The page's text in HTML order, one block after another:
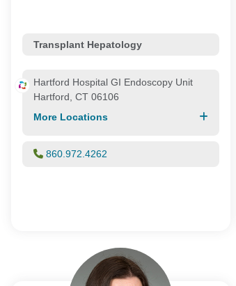
Transplant Hepatology
Hartford Hospital GI Endoscopy Unit
Hartford, CT 06106
More Locations
860.972.4262